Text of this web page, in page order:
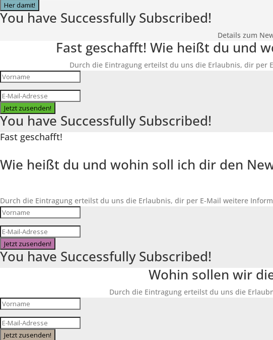
Her damit!
You have Successfully Subscribed!
Details zum
Fast geschafft! Wie heißt du und
Durch die Eintragung erteilst du uns die Erlaubnis, dir per
Jetzt zusenden!
You have Successfully Subscribed!
Fast geschafft!
Wie heißt du und wohin soll ich dir den
Durch die Eintragung erteilst du uns die Erlaubnis, dir per E-Mail weitere
Jetzt zusenden!
You have Successfully Subscribed!
Wohin sollen wir
Durch die Eintragung erteilst du uns die
Jetzt zusenden!